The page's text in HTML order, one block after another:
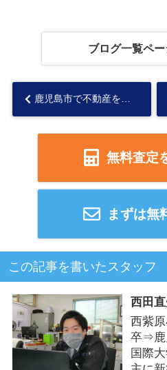
ブログ一覧ペ
鹿児島市で不動産を高く売却したい方必見！売るコツと費用のポイントもご紹介...
無料査定
まずは無
この記事を書いたスタッフ
西田
西紫
卒⇒鹿
国際